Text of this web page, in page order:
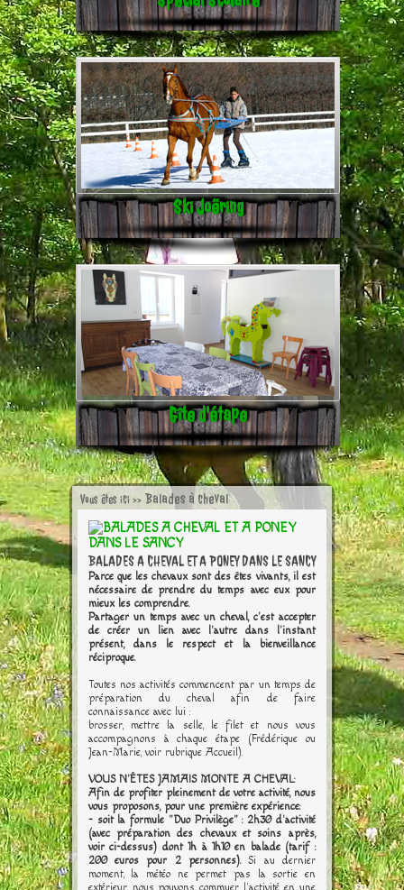
Ski Joëring
Gîte d'étape
Vous êtes ici >> Balades à cheval
BALADES A CHEVAL ET A PONEY DANS LE SANCY
Parce que les chevaux sont des êtes vivants, il est
nécessaire de prendre du temps avec eux pour
mieux les comprendre.
Partager un temps avec un cheval, c'est accepter
de créer un lien avec l'autre dans l'instant
présent, dans le respect et la bienveillance
réciproque.
Toutes nos activités commencent par un temps de
préparation du cheval afin de faire
connaissance avec lui :
brosser, mettre la selle, le filet et nous vous
accompagnons à chaque étape (Frédérique ou
Jean-Marie, voir rubrique Accueil).
VOUS N'ÊTES JAMAIS MONTE A CHEVAL:
Afin de profiter pleinement de votre activité, nous
vous proposons, pour une première expérience:
- soit la formule "Duo Privilège" : 2h30 d'activité
(avec préparation des chevaux et soins après,
voir ci-dessus) dont 1h à 1h10 en balade(tarif :
200 euros pour 2 personnes).Si au dernier
moment, la météo ne permet pas la sortie en